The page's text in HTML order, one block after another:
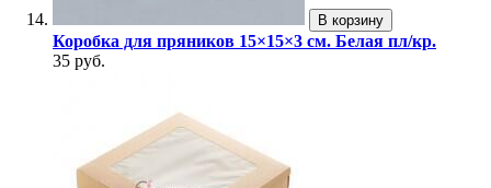
В корзину
Коробка для пряников 15×15×3 см. Белая пл/кр.
35 руб.